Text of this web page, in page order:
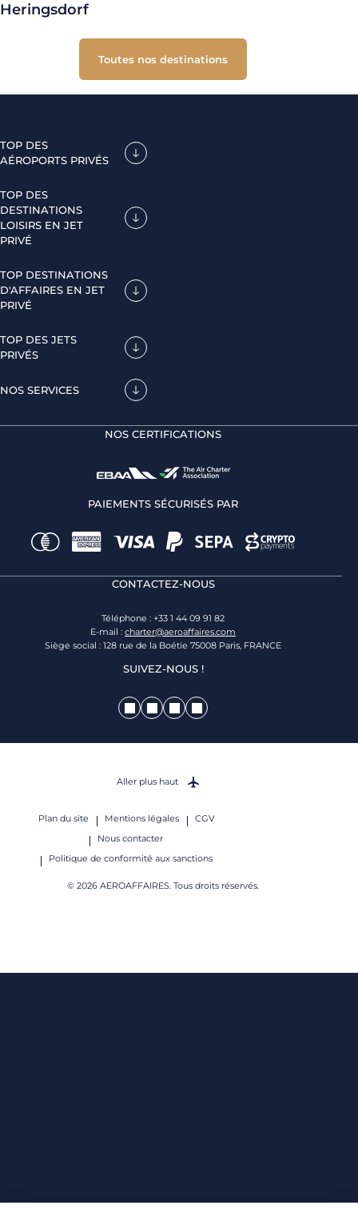
Heringsdorf
Toutes nos destinations
TOP DES
AÉROPORTS PRIVÉS
TOP DES
DESTINATIONS
LOISIRS EN JET
PRIVÉ
TOP DESTINATIONS
D'AFFAIRES EN JET
PRIVÉ
TOP DES JETS
PRIVÉS
NOS SERVICES
NOS CERTIFICATIONS
PAIEMENTS SÉCURISÉS PAR
CONTACTEZ-NOUS
Téléphone : +33 1 44 09 91 82
E-mail : charter@aeroaffaires.com
Siège social : 128 rue de la Boétie 75008 Paris, FRANCE
SUIVEZ-NOUS !
Plan du site Mentions légales
CGV
Nous contacter
Politique de conformité aux sanctions
© 2026 AEROAFFAIRES. Tous droits réservés.
Aller plus haut